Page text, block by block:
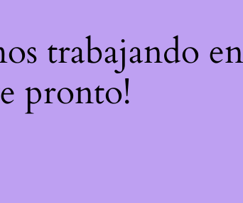
trabajando
pronto!